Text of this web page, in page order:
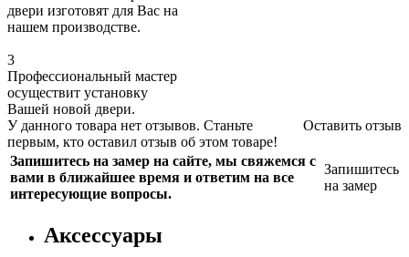
двери изготовят для Вас на
нашем производстве.
3
Профессиональный мастер
осуществит установку
Вашей новой двери.
Оставить отзыв
У данного товара нет отзывов. Станьте
первым, кто оставил отзыв об этом товаре!
Запишитесь на замер на сайте, мы свяжемся с
вами в ближайшее время и ответим на все
интересующие вопросы.
Запишитесь
на замер
Аксессуары